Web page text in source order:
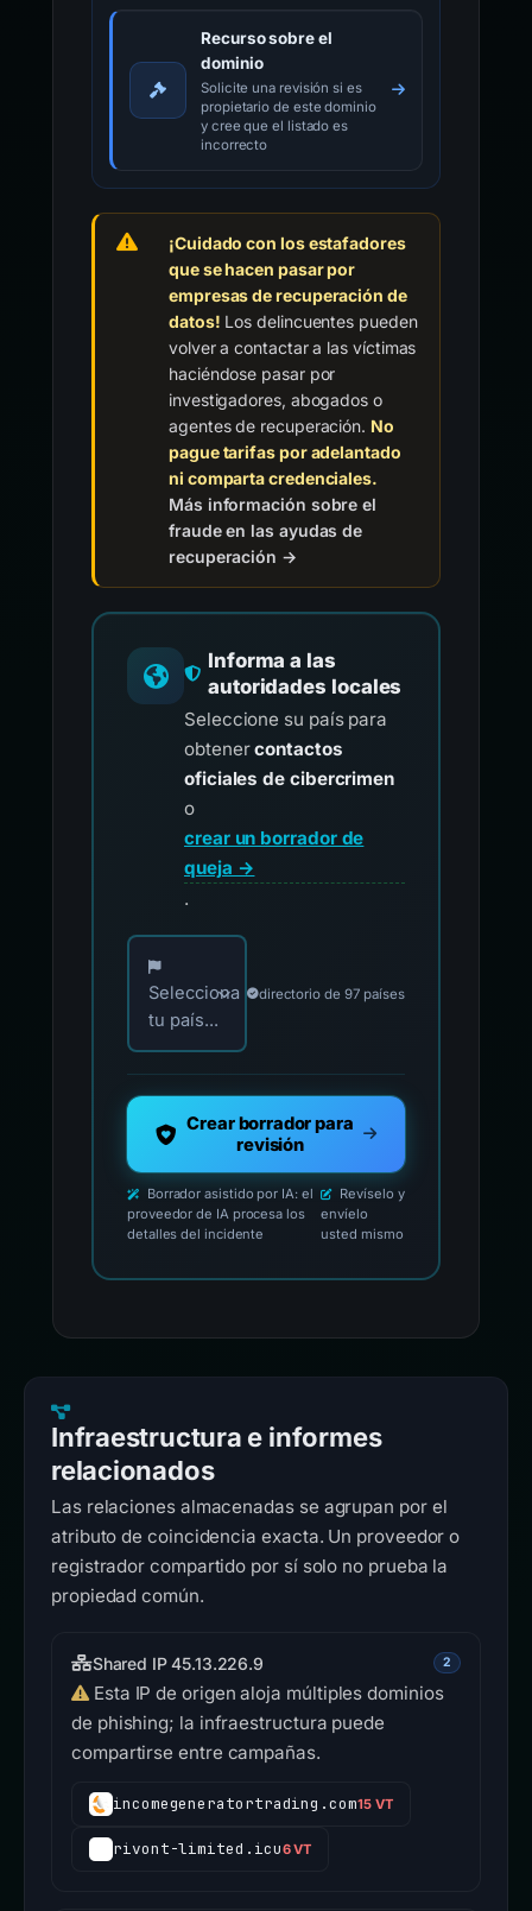
Recurso sobre el
dominio
Solicite una revisión si es
propietario de este dominio
y cree que el listado es
incorrecto
¡Cuidado con los estafadores
que se hacen pasar por
empresas de recuperación de
datos! Los delincuentes pueden
volver a contactar a las víctimas
haciéndose pasar por
investigadores, abogados o
agentes de recuperación. No
pague tarifas por adelantado
ni comparta credenciales.
Más información sobre el
fraude en las ayudas de
recuperación →
Informa a las
autoridades locales
Seleccione su país para
obtenercontactos
oficiales de cibercrimen
o
crear un borrador de
queja →
.
Elija su país para los contactos oficiales de
Selecciona
tu país...
directorio de 97 países
Crear borrador para
revisión
Borrador asistido por IA: el
proveedor de IA procesa los
detalles del incidente
Revíselo y
envíelo
usted mismo
Infraestructura e informes
relacionados
Las relaciones almacenadas se agrupan por el
atributo de coincidencia exacta. Un proveedor o
registrador compartido por sí solo no prueba la
propiedad común.
Shared IP 45.13.226.9 2
Esta IP de origen aloja múltiples dominios
de phishing; la infraestructura puede
compartirse entre campañas.
incomegeneratortrading.com15 VT
rivont-limited.icu6 VT